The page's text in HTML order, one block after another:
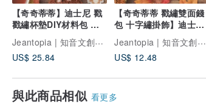
【奇奇蒂蒂】迪士尼 戳
戳繡杯墊DIY材料包 俄
羅斯繡 | Xiu Crafts Jeantopia | 知音文創設計館
US$ 25.84
【奇奇蒂蒂 戳繡雙面錢
包 十字繡掛飾】迪士尼
俄羅斯繡DIY材料包
Jeantopia | 知音文創設計館
US$ 12.48
與此商品相似 看更多